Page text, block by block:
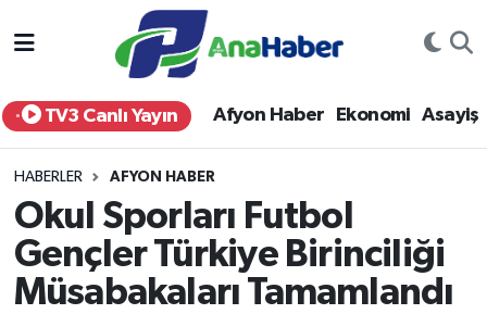
TV3 Canlı Yayın Afyon Haber Ekonomi Asayiş
HABERLER AFYON HABER
Okul Sporları Futbol
Gençler Türkiye Birinciliği
Müsabakaları Tamamlandı
Yurt Haber
Afyon Haber
Siyaset
Spor
Afyonkarahisar Nöbetçi Eczaneler
Afyonkarahisar Hava Durumu
Afyonkarahisar Trafik Yoğunluk Haritası
Süper Lig Puan Durumu ve Fikstür